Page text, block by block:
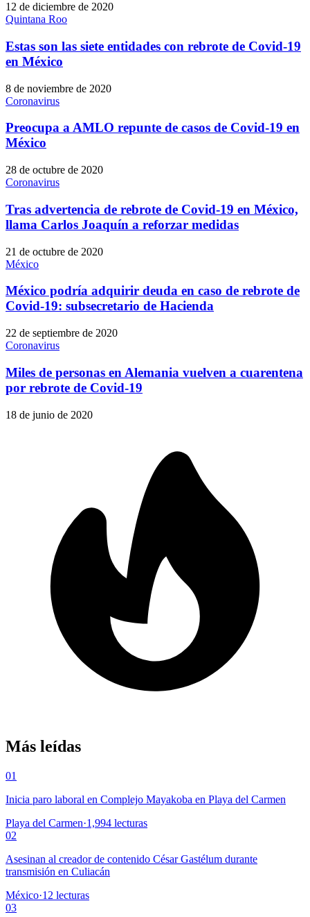
12 de diciembre de 2020
Quintana Roo
Estas son las siete entidades con rebrote de Covid-19
en México
8 de noviembre de 2020
Coronavirus
Preocupa a AMLO repunte de casos de Covid-19 en
México
28 de octubre de 2020
Coronavirus
Tras advertencia de rebrote de Covid-19 en México,
llama Carlos Joaquín a reforzar medidas
21 de octubre de 2020
México
México podría adquirir deuda en caso de rebrote de
Covid-19: subsecretario de Hacienda
22 de septiembre de 2020
Coronavirus
Miles de personas en Alemania vuelven a cuarentena
por rebrote de Covid-19
18 de junio de 2020
Más leídas
01
Inicia paro laboral en Complejo Mayakoba en Playa del Carmen
Playa del Carmen·1,994 lecturas
02
Asesinan al creador de contenido César Gastélum durante
transmisión en Culiacán
México·12 lecturas
03